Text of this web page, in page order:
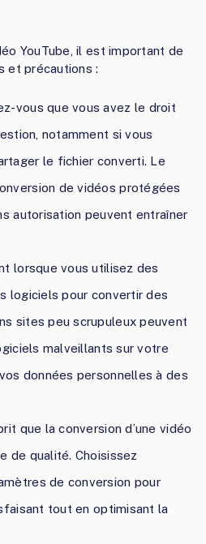
YouTube, il est important de
et précautions :
vous que vous avez le droit
notamment si vous
le fichier converti. Le
de vidéos protégées
autorisation peuvent entraîner
lorsque vous utilisez des
logiciels pour convertir des
sites peu scrupuleux peuvent
malveillants sur votre
données personnelles à des
que la conversion d’une vidéo
de qualité. Choisissez
de conversion pour
tout en optimisant la